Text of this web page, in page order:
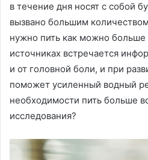
в течение дня носят с собой
вызвано большим
нужно пить как можно
источниках встречается
и от головной боли, и при
поможет усиленный водный
необходимости пить больше
исследования?